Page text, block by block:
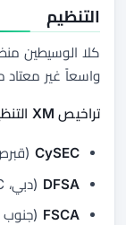
التنظيم
واسعاً غير معتاد
تراخيص XM التنظيمية الرئيسية:
CySEC
DFSA (دبي، DIFC) — ترخيص #F003484
FSCA (جنوب